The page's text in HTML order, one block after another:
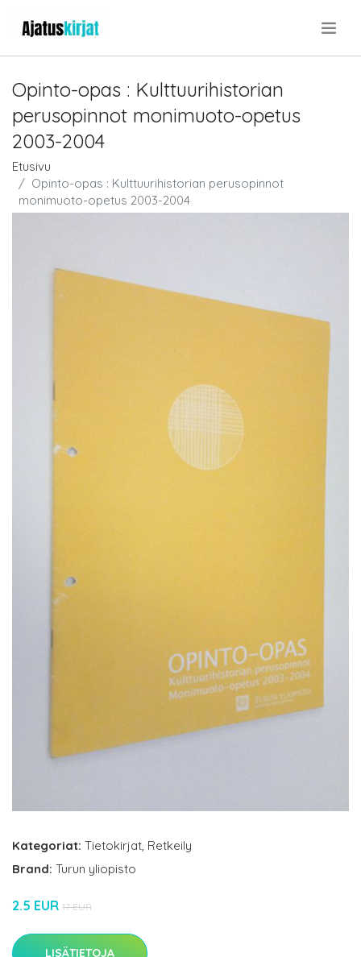
Opinto-opas : Kulttuurihistorian
perusopinnot monimuoto-opetus
2003-2004
Etusivu
Opinto-opas : Kulttuurihistorian perusopinnot
monimuoto-opetus 2003-2004
Kategoriat: Tietokirjat Retkeily
Brand: Turun yliopisto
2.5 EUR 17 EUR
LISÄTIETOJA